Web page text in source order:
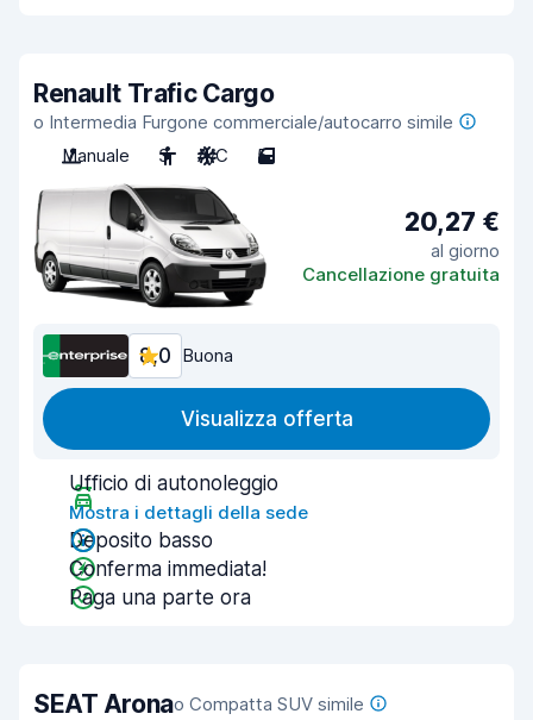
Renault Trafic Cargo
o Intermedia Furgone commerciale/autocarro simile
Manuale
3 A/C 5
20,27 €
al giorno
Cancellazione gratuita
8,0 Buona
Visualizza offerta
Ufficio di autonoleggio
Mostra i dettagli della sede
Deposito basso
Conferma immediata!
Paga una parte ora
SEAT Aronao Compatta SUV simile